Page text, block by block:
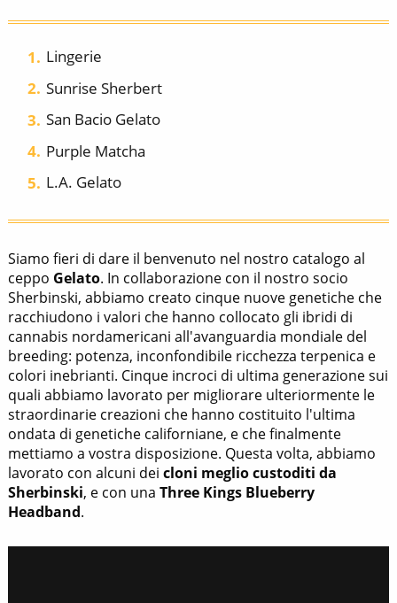
Lingerie
Sunrise Sherbert
San Bacio Gelato
Purple Matcha
L.A. Gelato
Siamo fieri di dare il benvenuto nel nostro catalogo al
ceppo Gelato. In collaborazione con il nostro socio
Sherbinski, abbiamo creato cinque nuove genetiche che
racchiudono i valori che hanno collocato gli ibridi di
cannabis nordamericani all'avanguardia mondiale del
breeding: potenza, inconfondibile ricchezza terpenica e
colori inebrianti. Cinque incroci di ultima generazione sui
quali abbiamo lavorato per migliorare ulteriormente le
straordinarie creazioni che hanno costituito l'ultima
ondata di genetiche californiane, e che finalmente
mettiamo a vostra disposizione. Questa volta, abbiamo
lavorato con alcuni dei cloni meglio custoditi da
Sherbinski, e con una Three Kings Blueberry
Headband.